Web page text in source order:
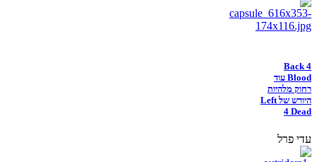
Back 4
Blood עוד
רחוק מלהיות
היורש של Left
4 Dead
עדי פרל